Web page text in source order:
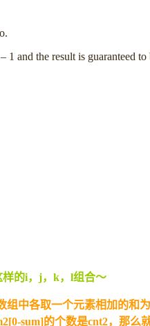
and the result is guaranteed to
的i，j，k，l组合～
中各取一个元素相加的和
sum]的个数是cnt2，那么